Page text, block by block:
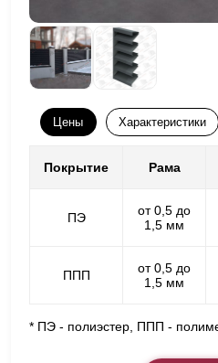
Цены Характеристики
Покрытие Рама
ПЭ
от 0,5 до
1,5 мм
ППП
от 0,5 до
1,5 мм
* ПЭ - полиэстер, ППП -